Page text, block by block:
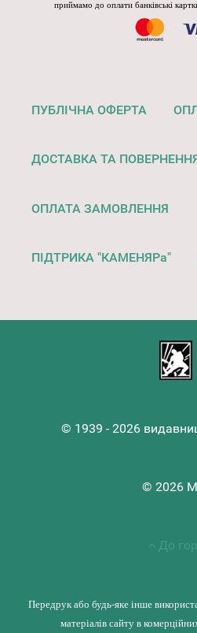
приймамо до оплати банківські
ПУБЛІЧНА ОФЕРТА
ДОСТАВКА ТА
ОПЛАТА ЗАМОВЛЕННЯ
ПІДТРИКА "КАМЕНЯРа"
© 1939 - 2026
© 2026
До
Передрук або будь-яке інше
матеріалів сайту в